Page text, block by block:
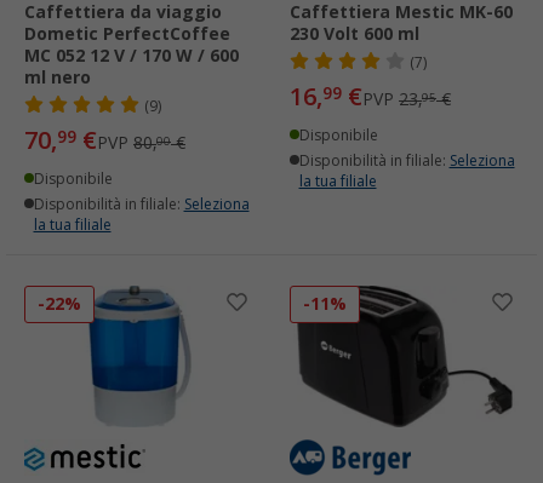
Caffettiera da viaggio
Dometic PerfectCoffee
MC 052 12 V / 170 W / 600
ml nero
(9)
70,99 €PVP 80,00€
Disponibile
Disponibilità in filiale: Seleziona
la tua filiale
Caffettiera Mestic MK-60
230 Volt 600 ml
(7)
16,99 €PVP 23,95€
Disponibile
Disponibilità in filiale: Seleziona
la tua filiale
-22% -11%